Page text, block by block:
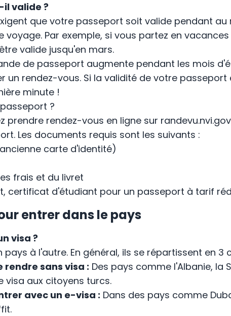
valide ?
que votre passeport soit valide pendant au
voyage. Par exemple, si vous partez en
valide jusqu'en mars.
de passeport augmente pendant les mois
un rendez-vous. Si la validité de votre passeport
minute !
?
prendre rendez-vous en ligne sur
Les documents requis sont les suivants :
carte d'identité)
frais et du livret
certificat d'étudiant pour un passeport à tarif
entrer dans le pays
visa ?
pays à l'autre. En général, ils se répartissent en 3
rendre sans visa : Des pays comme l'Albanie, la
visa aux citoyens turcs.
avec un e-visa : Dans des pays comme